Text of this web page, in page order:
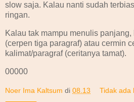
slow saja. Kalau nanti sudah
ringan.
Kalau tak mampu menulis
(cerpen tiga paragraf) atau cermin
kalimat/paragraf (ceritanya tamat).
00000
Noer Ima Kaltsum di 08.13 Tidak ada